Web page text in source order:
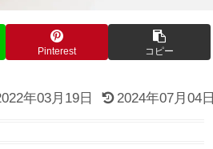
Pinterest コピー
年03月19日 2024年07月04日